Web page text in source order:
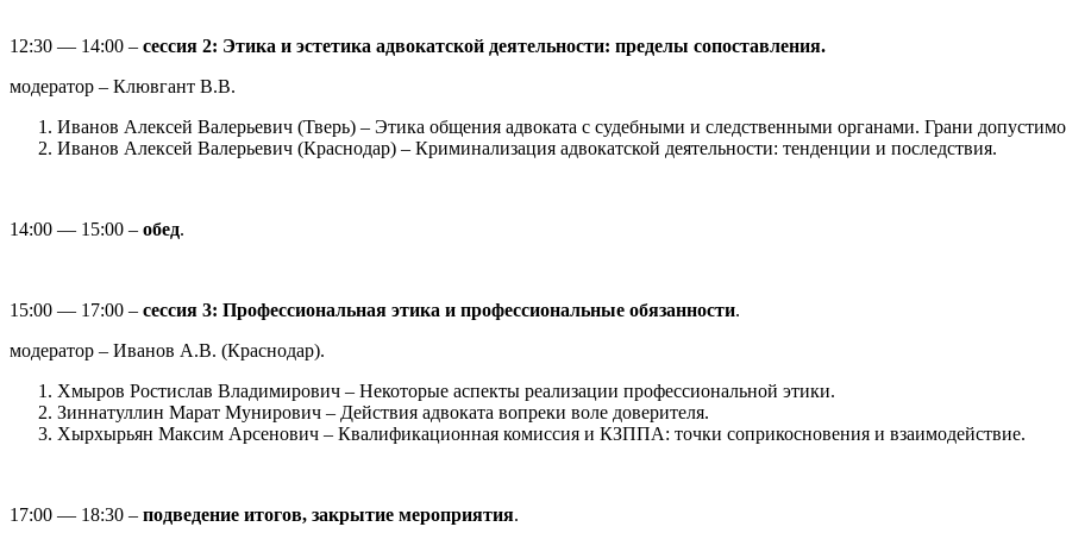
12:30 — 14:00 – сессия 2: Этика и эстетика адвокатской деятельности: пределы сопоставления.
модератор – Клювгант В.В.
Иванов Алексей Валерьевич (Тверь) – Этика общения адвоката с судебными и следственными органами. Грани
Иванов Алексей Валерьевич (Краснодар) – Криминализация адвокатской деятельности: тенденции и последствия.
14:00 — 15:00 – обед.
15:00 — 17:00 – сессия 3: Профессиональная этика и профессиональные обязанности.
модератор – Иванов А.В. (Краснодар).
Хмыров Ростислав Владимирович – Некоторые аспекты реализации профессиональной этики.
Зиннатуллин Марат Мунирович – Действия адвоката вопреки воле доверителя.
Хырхырьян Максим Арсенович – Квалификационная комиссия и КЗППА: точки соприкосновения и взаимодействие.
17:00 — 18:30 – подведение итогов, закрытие мероприятия.